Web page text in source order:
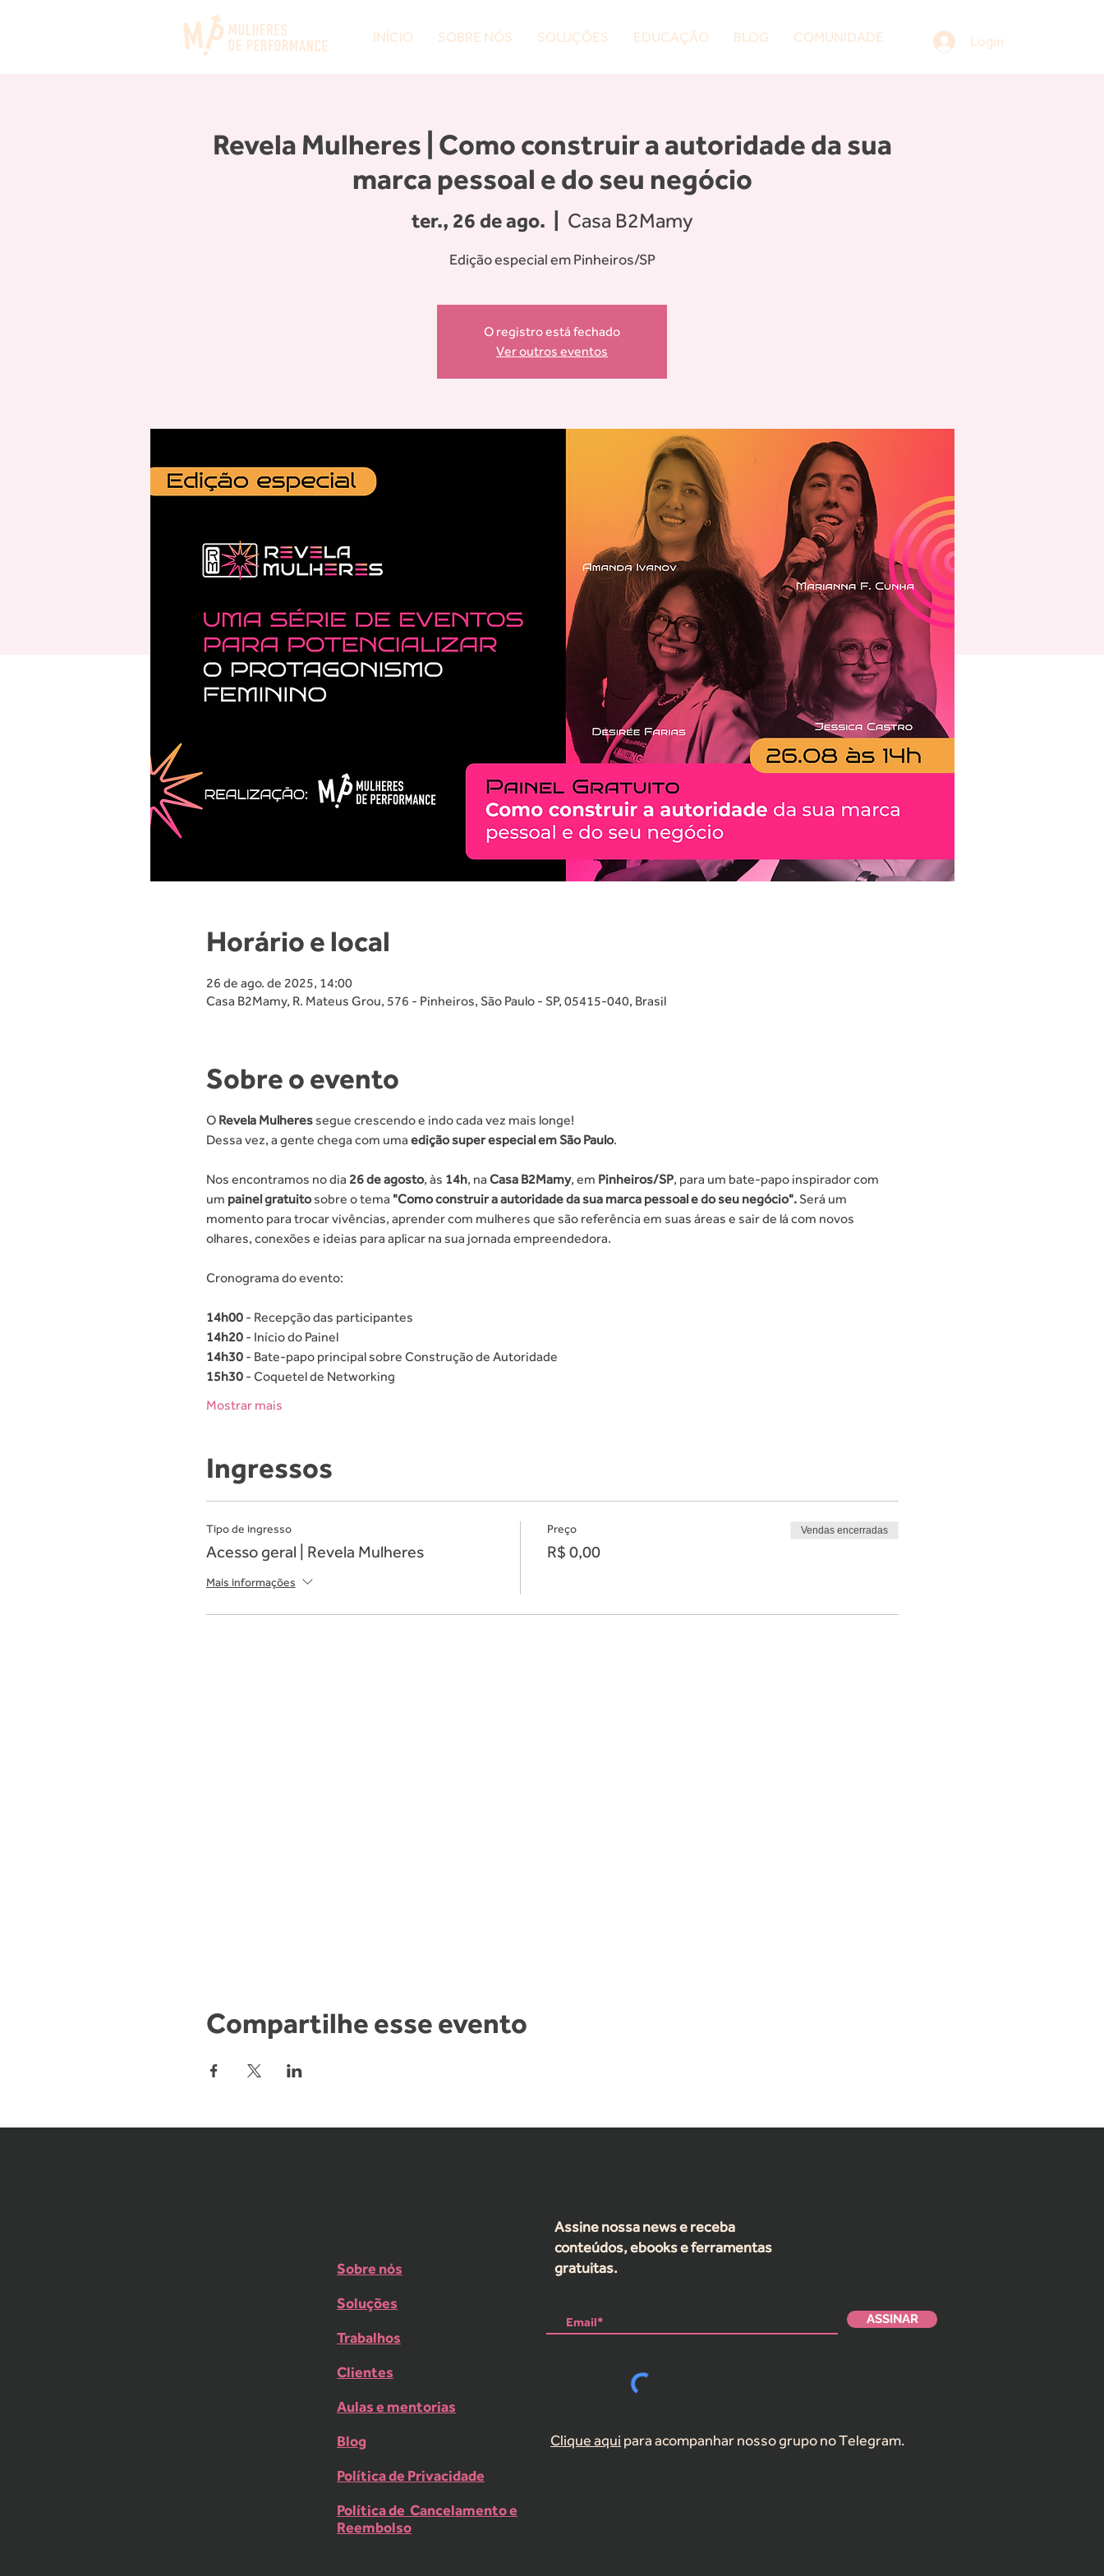
INÍCIO SOBRE NÓS SOLUÇÕES EDUCAÇÃO BLOG COMUNIDADE Login
Revela Mulheres | Como construir a autoridade da sua
marca pessoal e do seu negócio
ter., 26 de ago. Casa B2Mamy
Edição especial em Pinheiros/SP
O registro está fechado
Ver outros eventos
Horário e local
26 de ago. de 2025, 14:00
Casa B2Mamy, R. Mateus Grou, 576 - Pinheiros, São Paulo - SP, 05415-040, Brasil
Sobre o evento
O Revela Mulheres segue crescendo e indo cada vez mais longe!
Dessa vez, a gente chega com uma edição super especial em São Paulo.
Nos encontramos no dia 26 de agosto, às 14h, na Casa B2Mamy, em Pinheiros/SP, para um bate-papo inspirador com
um painel gratuito sobre o tema "Como construir a autoridade da sua marca pessoal e do seu negócio". Será um
momento para trocar vivências, aprender com mulheres que são referência em suas áreas e sair de lá com novos
olhares, conexões e ideias para aplicar na sua jornada empreendedora.
Cronograma do evento:
14h00 - Recepção das participantes
14h20 - Início do Painel
14h30 - Bate-papo principal sobre Construção de Autoridade
15h30 - Coquetel de Networking
Mostrar mais
Ingressos
Tipo de ingresso
Acesso geral | Revela Mulheres
Mais informações
Preço
R$ 0,00
Vendas encerradas
Compartilhe esse evento
Sobre nós
Soluções
Trabalhos
Clientes
Aulas e mentorias
Blog
Política de Privacidade
Política de Cancelamento e
Reembolso
Assine nossa news e receba
conteúdos, ebooks e ferramentas
gratuitas.
ASSINAR
Clique aqui para acompanhar nosso grupo no Telegram.